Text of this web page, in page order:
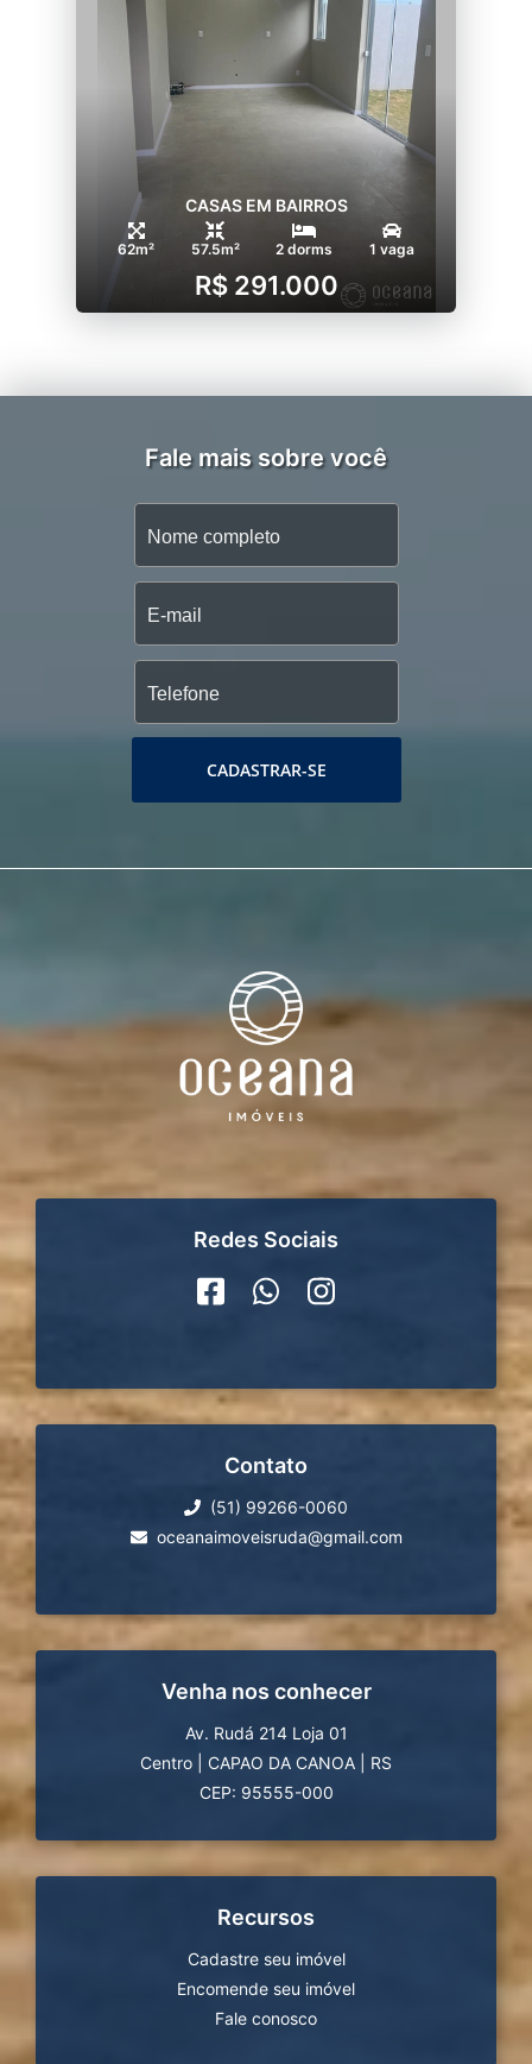
CASAS EM BAIRROS
62m² 57.5m² 2 dorms 1 vaga
R$ 291.000
Fale mais sobre você
CADASTRAR-SE
Redes Sociais
Contato
(51) 99266-0060
oceanaimoveisruda@gmail.com
Venha nos conhecer
Av. Rudá 214 Loja 01
Centro
CAPAO DA CANOA
RS
CEP: 95555-000
Recursos
Cadastre seu imóvel
Encomende seu imóvel
Fale conosco